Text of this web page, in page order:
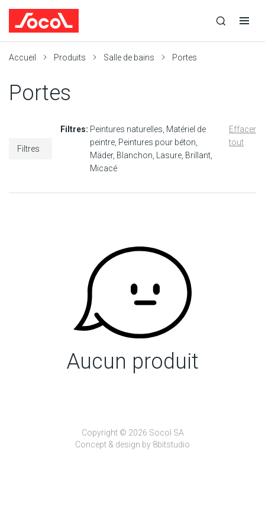
recherche
recherche
navigation
Accueil Produits Salle de bains Portes
Portes
Filtres
Filtres: Peintures naturelles Matériel de
peintre Peintures pour béton
Mäder Blanchon Lasure Brillant
Micacé
Effacer
tout
Aucun produit
Copyright © 2026 Socol SA
Concept & design by 8bitstudio